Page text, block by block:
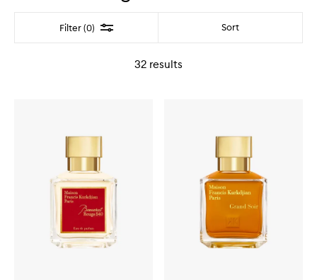
Filter (0) Filter Sort
32 results